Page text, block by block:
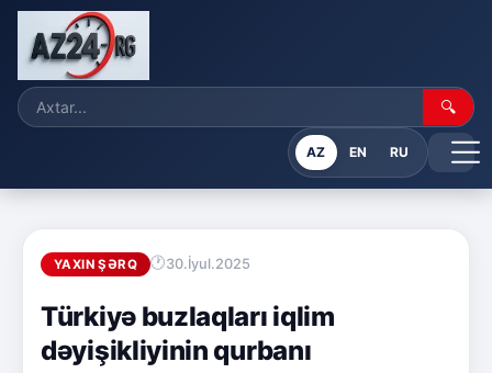
🔍
AZ EN RU
YAXIN ŞƏRQ 30.İyul.2025
Türkiyə buzlaqları iqlim
dəyişikliyinin qurbanı